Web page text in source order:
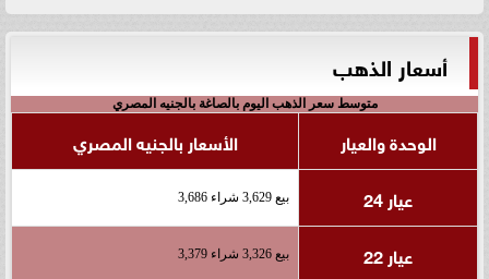
أسعار الذهب
متوسط سعر الذهب اليوم بالصاغة بالجنيه المصري
الوحدة والعيار
الأسعار بالجنيه المصري
عيار 24
بيع 3,629 شراء 3,686
عيار 22 بيع 3,326 شراء 3,379